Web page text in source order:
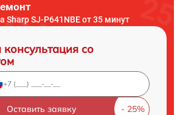
Sharp SJ-P641NBE от 35 минут
со
Оставить заявку